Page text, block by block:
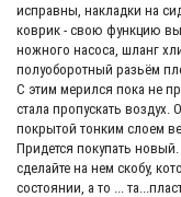
исправны, накладки на
коврик - свою функцию
ножного насоса, шланг
полуоборотный разьём
С этим мерился пока не
стала пропускать воздух.
покрытой тонким слоем
Придется покупать
сделайте на нем скобу,
состоянии, а то ...